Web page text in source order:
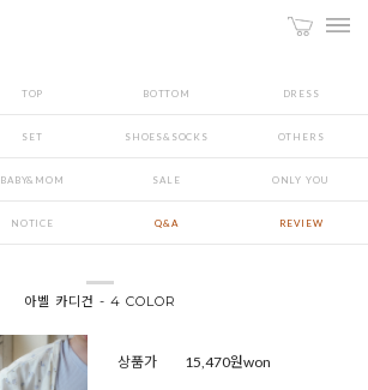
TOP BOTTOM DRESS
SET SHOES&SOCKS OTHERS
BABY&MOM SALE ONLY YOU
NOTICE Q&A REVIEW
아벨 카디건 - 4 COLOR
상품가 15,470원won